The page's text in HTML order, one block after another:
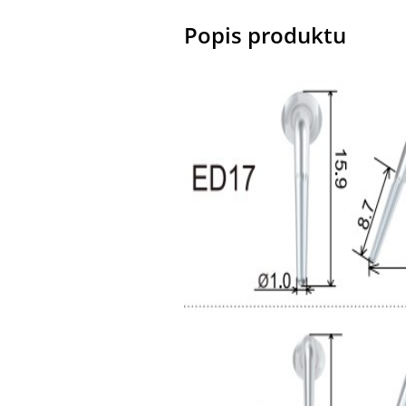
Popis produktu